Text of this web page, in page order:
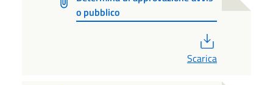
o pubblico
Scarica